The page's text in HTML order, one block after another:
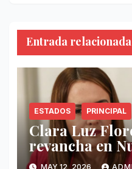
Entrada relacionada
ESTADOS PRINCIPAL
Clara Luz
revancha en
renunciar a
MAY 12, 2026